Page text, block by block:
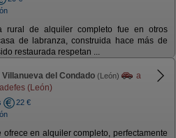
rural de alquiler completo fue en otros
de labranza, construida hace más de
restaurada respetan ...
Villanueva del Condado (León)
a
(León)
22 €
ofrece en alquiler completo, perfectamente